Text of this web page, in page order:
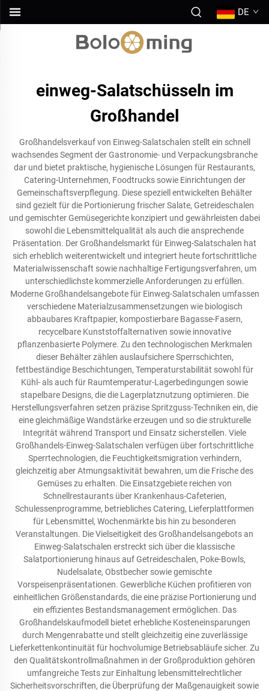
DE
einweg-Salatschüsseln im
Großhandel
Großhandelsverkauf von Einweg-Salatschalen stellt ein schnell
wachsendes Segment der Gastronomie- und Verpackungsbranche
dar und bietet praktische, hygienische Lösungen für Restaurants,
Catering-Unternehmen, Foodtrucks sowie Einrichtungen der
Gemeinschaftsverpflegung. Diese speziell entwickelten Behälter
sind gezielt für die Portionierung frischer Salate, Getreideschalen
und gemischter Gemüsegerichte konzipiert und gewährleisten dabei
sowohl die Lebensmittelqualität als auch die ansprechende
Präsentation. Der Großhandelsmarkt für Einweg-Salatschalen hat
sich erheblich weiterentwickelt und integriert heute fortschrittliche
Materialwissenschaft sowie nachhaltige Fertigungsverfahren, um
unterschiedlichste kommerzielle Anforderungen zu erfüllen.
Moderne Großhandelsangebote für Einweg-Salatschalen umfassen
verschiedene Materialzusammensetzungen wie biologisch
abbaubares Kraftpapier, kompostierbare Bagasse-Fasern,
recycelbare Kunststoffalternativen sowie innovative
pflanzenbasierte Polymere. Zu den technologischen Merkmalen
dieser Behälter zählen auslaufsichere Sperrschichten,
fettbeständige Beschichtungen, Temperaturstabilität sowohl für
Kühl- als auch für Raumtemperatur-Lagerbedingungen sowie
stapelbare Designs, die die Lagerplatznutzung optimieren. Die
Herstellungsverfahren setzen präzise Spritzguss-Techniken ein, die
eine gleichmäßige Wandstärke erzeugen und so die strukturelle
Integrität während Transport und Einsatz sicherstellen. Viele
Großhandels-Einweg-Salatschalen verfügen über fortschrittliche
Sperrtechnologien, die Feuchtigkeitsmigration verhindern,
gleichzeitig aber Atmungsaktivität bewahren, um die Frische des
Gemüses zu erhalten. Die Einsatzgebiete reichen von
Schnellrestaurants über Krankenhaus-Cafeterien,
Schulessenprogramme, betriebliches Catering, Lieferplattformen
für Lebensmittel, Wochenmärkte bis hin zu besonderen
Veranstaltungen. Die Vielseitigkeit des Großhandelsangebots an
Einweg-Salatschalen erstreckt sich über die klassische
Salatportionierung hinaus auf Getreideschalen, Poke-Bowls,
Nudelsalate, Obstbecher sowie gemischte
Vorspeisenpräsentationen. Gewerbliche Küchen profitieren von
einheitlichen Größenstandards, die eine präzise Portionierung und
ein effizientes Bestandsmanagement ermöglichen. Das
Großhandelskaufmodell bietet erhebliche Kosteneinsparungen
durch Mengenrabatte und stellt gleichzeitig eine zuverlässige
Lieferkettenkontinuität für hochvolumige Betriebsabläufe sicher. Zu
den Qualitätskontrollmaßnahmen in der Großproduktion gehören
umfangreiche Tests zur Einhaltung lebensmittelrechtlicher
Sicherheitsvorschriften, die Überprüfung der Maßgenauigkeit sowie